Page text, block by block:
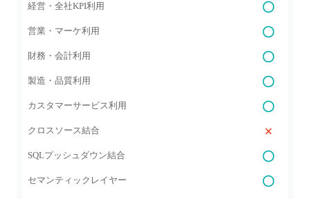
経営・全社KPI利用
営業・マーケ利用
財務・会計利用
製造・品質利用
カスタマーサービス利用
クロスソース結合
SQLプッシュダウン結合
セマンティックレイヤー